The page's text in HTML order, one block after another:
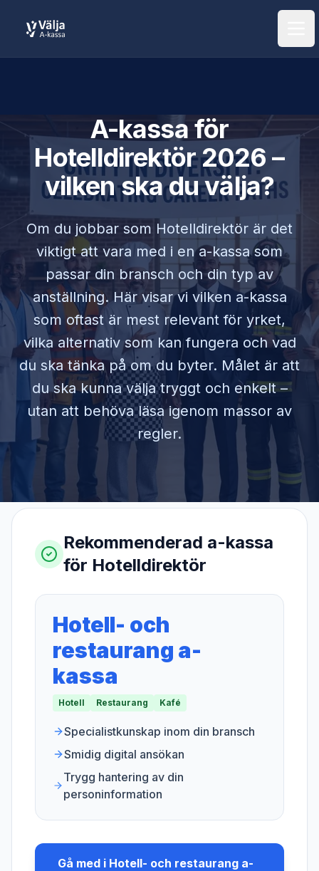
A-kassa för
Hotelldirektör2026 –
vilken ska du välja?
Om du jobbar som Hotelldirektör är det
viktigt att vara med i en a-kassa som
passar din bransch och din typ av
anställning. Här visar vi vilken a-kassa
som oftast är mest relevant för yrket,
vilka alternativ som kan fungera och vad
du ska tänka på om du byter. Målet är att
du ska kunna välja tryggt och enkelt –
utan att behöva läsa igenom massor av
regler.
Rekommenderad a-kassa
för Hotelldirektör
Hotell- och
restaurang a-
kassa
Hotell Restaurang Kafé
Specialistkunskap inom din bransch
Smidig digital ansökan
Trygg hantering av din
personinformation
Gå med i Hotell- och restaurang a-